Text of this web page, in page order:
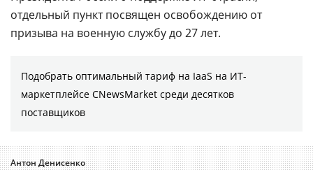
отдельный пункт посвящен освобождению от
призыва на военную службу до 27 лет.
Подобрать оптимальный тариф на IaaS на ИТ-
маркетплейсе CNewsMarket среди десятков
поставщиков
Антон Денисенко